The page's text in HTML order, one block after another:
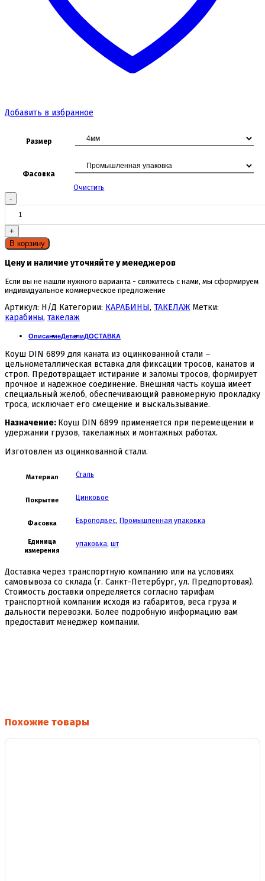
Добавить в избранное
Размер
Фасовка
Очистить
Количество
товара
Коуш
6899
для
каната
В корзину
Цену и наличие уточняйте у менеджеров
Если вы не нашли нужного варианта - свяжитесь с нами, мы сформируем
индивидуальное коммерческое предложение
Артикул: Н/Д Категории: КАРАБИНЫ, ТАКЕЛАЖ Метки:
карабины, такелаж
ОписаниеДеталиДОСТАВКА
Коуш DIN 6899 для каната из оцинкованной стали –
цельнометаллическая вставка для фиксации тросов, канатов и
строп. Предотвращает истирание и заломы тросов, формирует
прочное и надежное соединение. Внешняя часть коуша имеет
специальный желоб, обеспечивающий равномерную прокладку
троса, исключает его смещение и выскальзывание.
Назначение: Коуш DIN 6899 применяется при перемещении и
удержании грузов, такелажных и монтажных работах.
Изготовлен из оцинкованной стали.
Материал Сталь
Покрытие Цинковое
Фасовка Европодвес,Промышленная упаковка
Единица
измерения
упаковка,шт
Доставка через транспортную компанию или на условиях
самовывоза со склада (г. Санкт-Петербург, ул. Предпортовая).
Стоимость доставки определяется согласно тарифам
транспортной компании исходя из габаритов, веса груза и
дальности перевозки. Более подробную информацию вам
предоставит менеджер компании.
Похожие товары